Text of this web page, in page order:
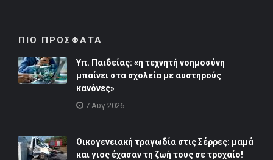
ΠΙΟ ΠΡΟΣΦΑΤΑ
Υπ. Παιδείας: «η τεχνητή νοημοσύνη
μπαίνει στα σχολεία με αυστηρούς
κανόνες»
7 Αυγ 2026
Οικογενειακή τραγωδία στις Σέρρες: μαμά
και γιος έχασαν τη ζωή τους σε τροχαίο!